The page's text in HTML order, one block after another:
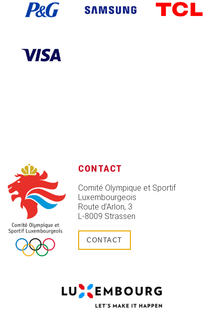
CONTACT
Comité Olympique et Sportif
Luxembourgeois
Route d’Arlon, 3
L-8009 Strassen
CONTACT